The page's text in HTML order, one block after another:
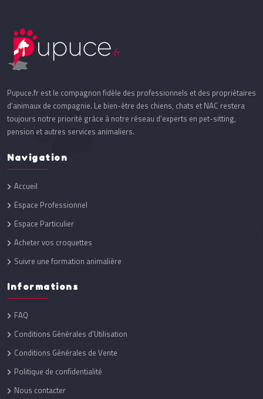
Pupuce.fr est le compagnon fidèle des professionnels et des propriétaires
d’animaux de compagnie. Le bien-être des chiens, chats et NAC restera
toujours notre priorité grâce à notre réseau d’experts en pet-sitting,
pension et autres services animaliers.
Navigation
Accueil
Espace Professionnel
Espace Particulier
Acheter vos croquettes
Suivre une formation animalière
Informations
FAQ
Conditions Générales d'Utilisation
Conditions Générales de Vente
Politique de confidentialité
Nous contacter